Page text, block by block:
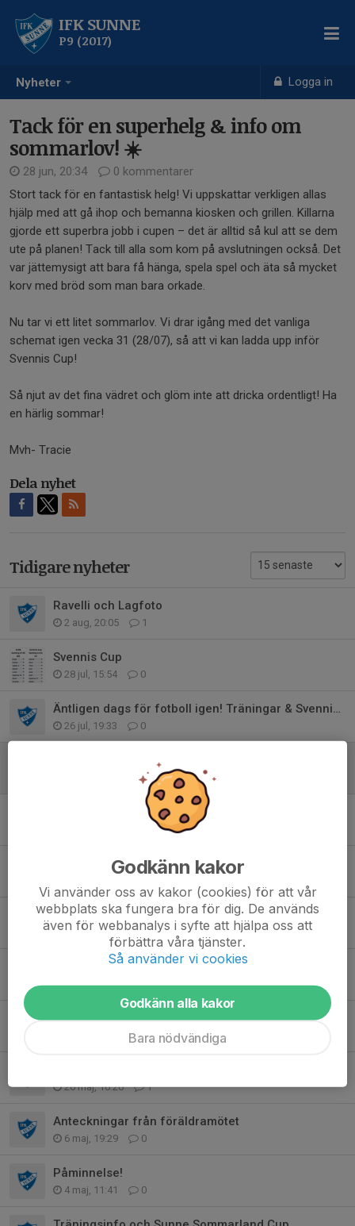
Nyheter Logga in
IFK SUNNE
P9 (2017)
Tack för en superhelg & info om
sommarlov! ☀️
28 jun, 20:34
0 kommentarer
Stort tack för en fantastisk helg! Vi uppskattar verkligen allas
hjälp med att gå ihop och bemanna kiosken och grillen. Killarna
gjorde ett superbra jobb i cupen – det är alltid så kul att se dem
ute på planen! Tack till alla som kom på avslutningen också. Det
var jättemysigt att bara få hänga, spela spel och äta så mycket
korv med bröd som man bara orkade.
Nu tar vi ett litet sommarlov. Vi drar igång med det vanliga
schemat igen vecka 31 (28/07), så att vi kan ladda upp inför
Svennis Cup!
Så njut av det fina vädret och glöm inte att dricka ordentligt! Ha
en härlig sommar!
Mvh- Tracie
Dela nyhet
Tidigare nyheter
Ravelli och Lagfoto
2 aug, 20:05 1
Svennis Cup
28 jul, 15:54 0
Äntligen dags för fotboll igen! Träningar & Svennis Cup
26 jul, 19:33 0
Tack för en superhelg & info om sommarlov! ☀️
0
Bollkalle till DM match imorgon 24/6!
Söndagens match
KakService
11 jun, 18:56 1
Träning inställd & föräldra-/spelarmöte
10 jun, 14:47 0
KakService-försäljning
1
26 maj, 10:26 1
Anteckningar från föräldramötet
6 maj, 19:29 0
Påminnelse!
4 maj, 11:41 0
Godkänn kakor
Vi använder oss av kakor (cookies) för att vår
webbplats ska fungera bra för dig. De används
även för webbanalys i syfte att hjälpa oss att
förbättra våra tjänster.
Så använder vi cookies
Godkänn alla kakor
Bara nödvändiga